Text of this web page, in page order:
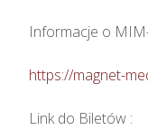
Informacje o
https://magnet-
Link do Biletów :